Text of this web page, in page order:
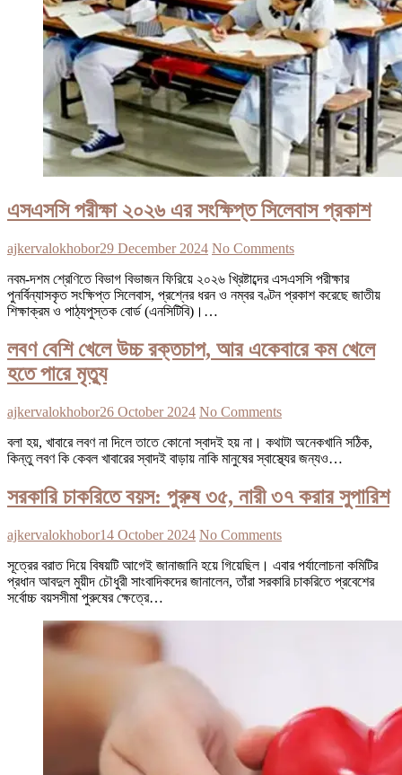
এসএসসি পরীক্ষা ২০২৬ এর সংক্ষিপ্ত সিলেবাস প্রকাশ
ajkervalokhobor29 December 2024 No Comments
নবম-দশম শ্রেণিতে বিভাগ বিভাজন ফিরিয়ে ২০২৬ খ্রিষ্টাব্দের এসএসসি পরীক্ষার
পুনর্বিন্যাসকৃত সংক্ষিপ্ত সিলেবাস, প্রশ্নের ধরন ও নম্বর বণ্টন প্রকাশ করেছে জাতীয়
শিক্ষাক্রম ও পাঠ্যপুস্তক বোর্ড (এনসিটিবি)।…
লবণ বেশি খেলে উচ্চ রক্তচাপ, আর একেবারে কম খেলে
হতে পারে মৃত্যু
ajkervalokhobor26 October 2024 No Comments
বলা হয়, খাবারে লবণ না দিলে তাতে কোনো স্বাদই হয় না। কথাটা অনেকখানি সঠিক,
কিন্তু লবণ কি কেবল খাবারের স্বাদই বাড়ায় নাকি মানুষের স্বাস্থ্যের জন্যও…
সরকারি চাকরিতে বয়স: পুরুষ ৩৫, নারী ৩৭ করার সুপারিশ
ajkervalokhobor14 October 2024 No Comments
সূত্রের বরাত দিয়ে বিষয়টি আগেই জানাজানি হয়ে গিয়েছিল। এবার পর্যালোচনা কমিটির
প্রধান আবদুল মুয়ীদ চৌধুরী সাংবাদিকদের জানালেন, তাঁরা সরকারি চাকরিতে প্রবেশের
সর্বোচ্চ বয়সসীমা পুরুষের ক্ষেত্রে…